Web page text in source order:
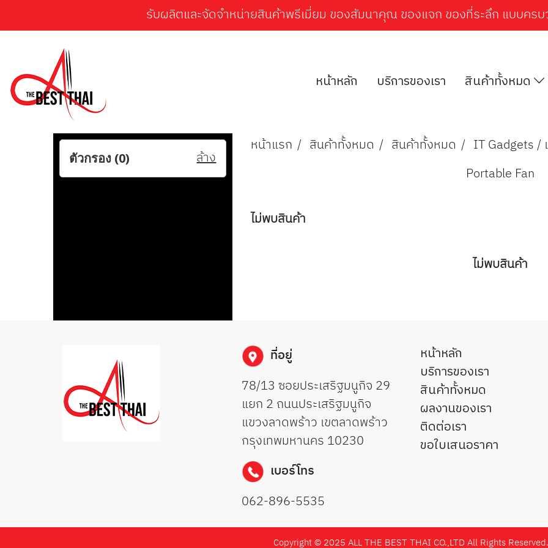
รับผลิตและจัดจำหน่ายสินค้าพรีเมี่ยม ของสัมนาคุณ ของแจก ของที่ระลึก แบบคร
หน้าหลัก ​​​​​​บริการของเรา สินค้าทั้งหมด
หน้าแรก สินค้าทั้งหมด สินค้าทั้งหมด
IT Gadgets /
Portable Fan
ไม่พบสินค้า
ไม่พบสินค้า
ตัวกรอง (0) ล้าง
ที่อยู่
78/13 ซอยประเสริฐมนูกิจ 29
แยก 2 ถนนประเสริฐมนูกิจ
แขวงลาดพร้าว เขตลาดพร้าว
กรุงเทพมหานคร 10230
เบอร์โทร
062-896-5535
หน้าหลัก
บริการของเรา
สินค้าทั้งหมด
ผลงานของเรา
ติดต่อเรา
ขอใบเสนอราคา
Copyright © 2025 ALL THE BEST THAI CO.,LTD All Rights Reserved.